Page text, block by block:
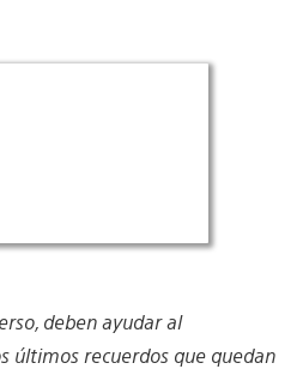
deben ayudar al
últimos recuerdos que quedan